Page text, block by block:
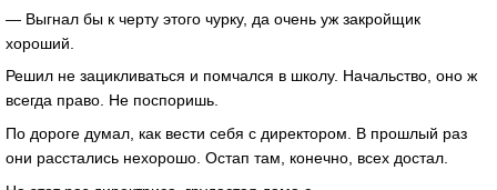
— Выгнал бы к черту этого чурку, да очень уж закройщик
хороший.
Решил не зацикливаться и помчался в школу. Начальство, оно ж
всегда право. Не поспоришь.
По дороге думал, как вести себя с директором. В прошлый раз
они расстались нехорошо. Остап там, конечно, всех достал.